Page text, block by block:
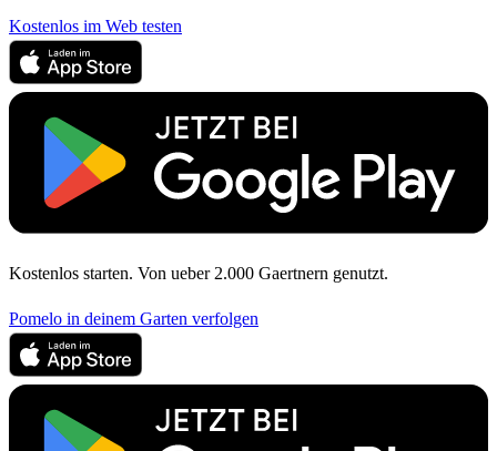
Kostenlos im Web testen
Kostenlos starten. Von ueber 2.000 Gaertnern genutzt.
Pomelo in deinem Garten verfolgen